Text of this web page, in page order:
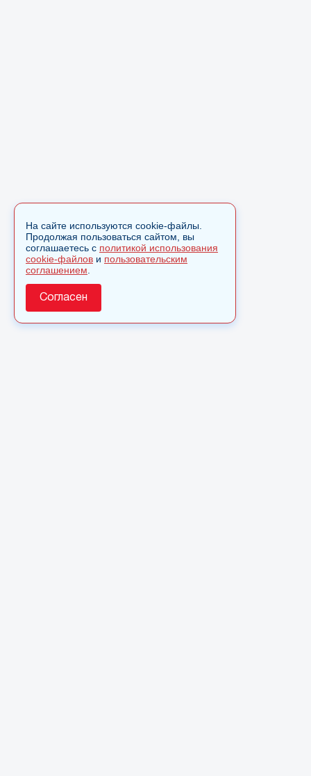
На сайте используются cookie-файлы.
Продолжая пользоваться сайтом, вы
соглашаетесь с политикой использования
cookie-файлов и пользовательским
соглашением
Согласен